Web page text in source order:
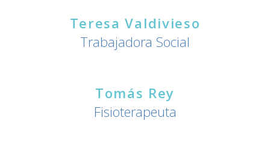
Teresa Valdivieso
Trabajadora Social
Tomás Rey
Fisioterapeuta